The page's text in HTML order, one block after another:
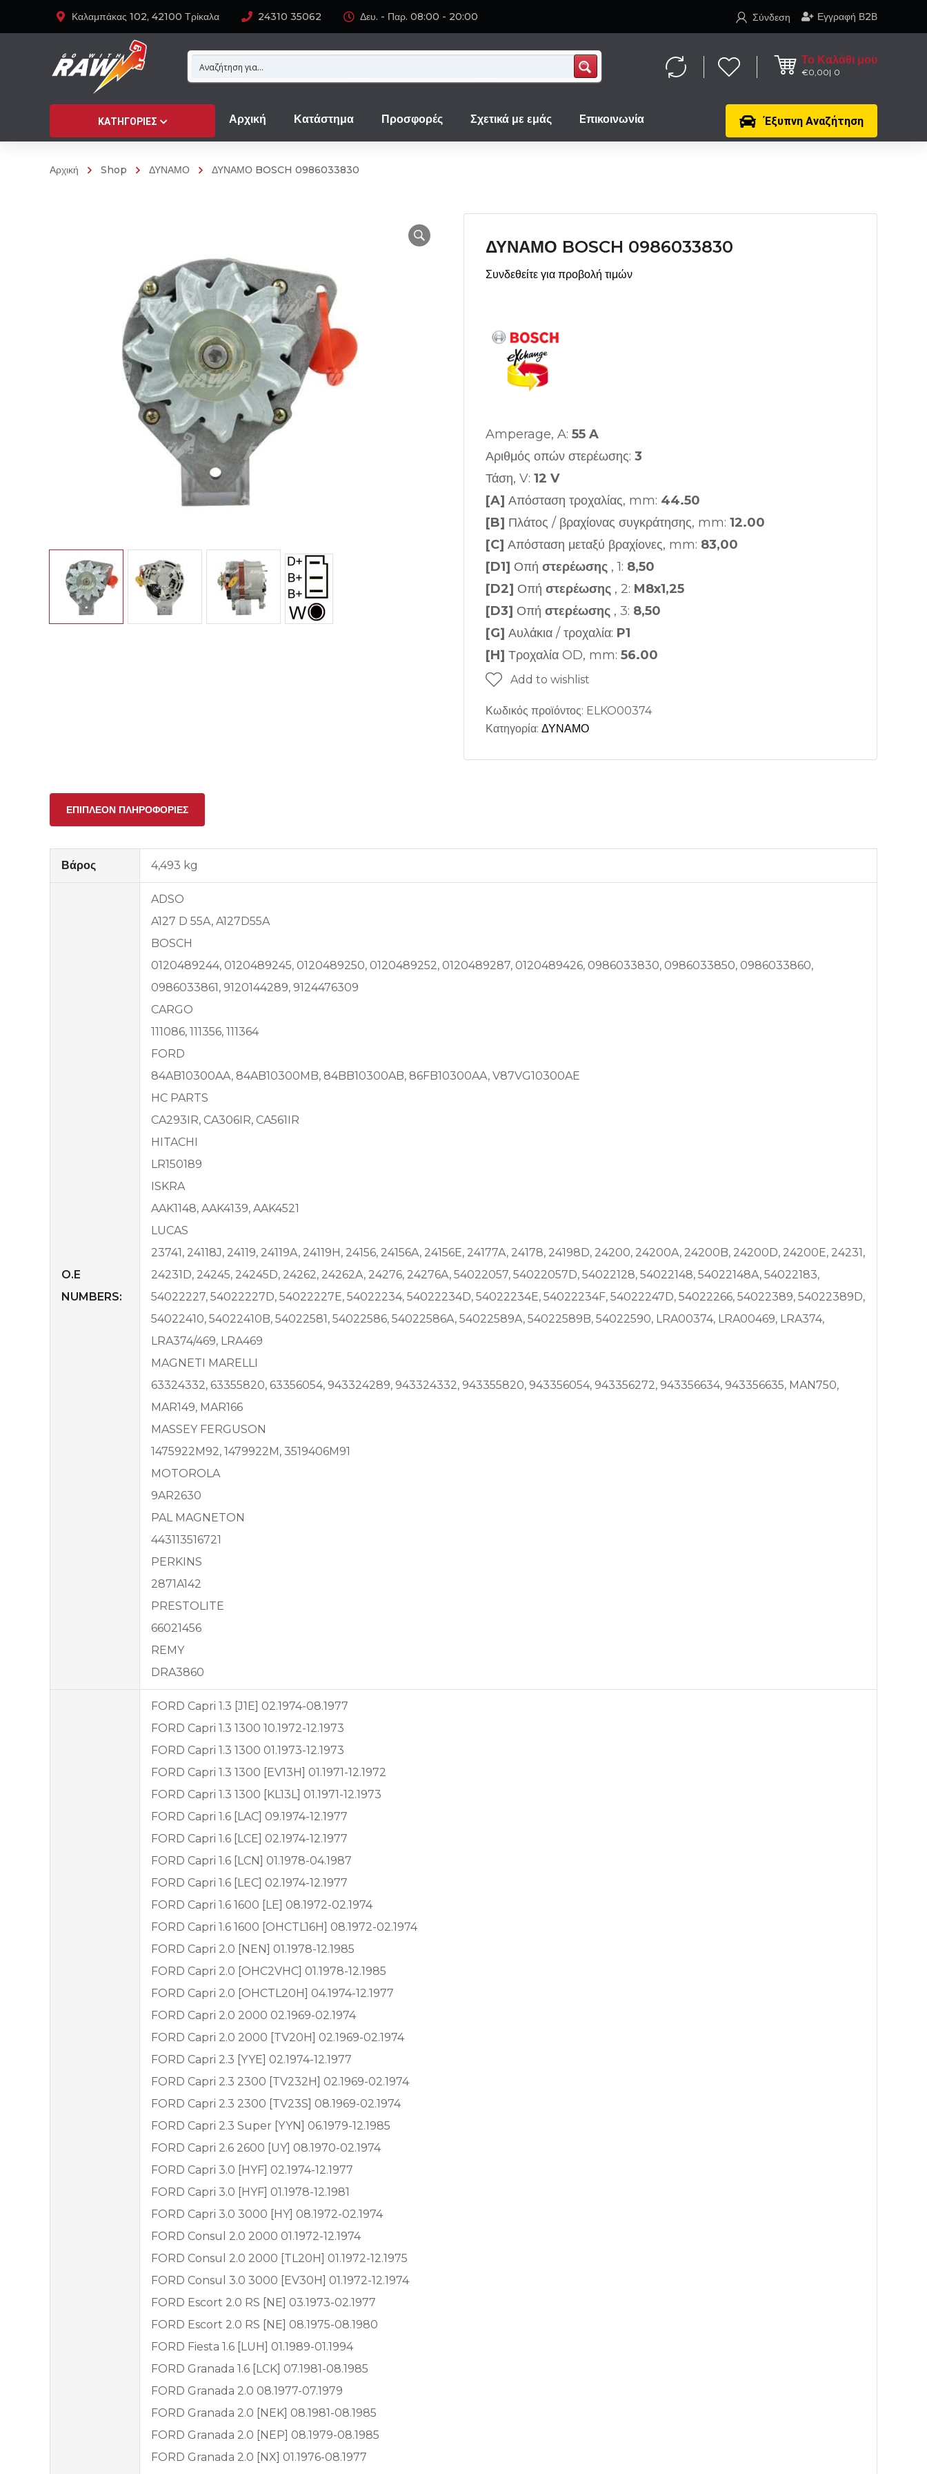
Καλαμπάκας 102, 42100 Τρίκαλα 24310 35062 Δευ. - Παρ. 08:00 - 20:00 Εγγραφή Β2Β
Σύνδεση
Το Καλάθι μου
€0,00 0
Έξυπνη Αναζήτηση
ΚΑΤΗΓΟΡΊΕΣ Αρχική Κατάστημα Προσφορές Σχετικά με εμάς Eπικοινωνία
Αρχική Shop ΔΥΝΑΜΟ ΔΥΝΑΜΟ BOSCH 0986033830
ΔΥΝΑΜΟ BOSCH 0986033830
Συνδεθείτε για προβολή τιμών
Amperage, A: 55 A
Αριθμός οπών στερέωσης: 3
Τάση, V: 12 V
[A] Απόσταση τροχαλίας, mm: 44.50
[B] Πλάτος / βραχίονας συγκράτησης, mm: 12.00
[C] Απόσταση μεταξύ βραχίονες, mm: 83,00
[D1] Οπή στερέωσης , 1: 8,50
[D2] Οπή στερέωσης , 2: M8x1,25
[D3] Οπή στερέωσης , 3: 8,50
[G] Αυλάκια / τροχαλία: P1
[H] Τροχαλία OD, mm: 56.00
Add to wishlist
Κωδικός προϊόντος: ELKO00374
Κατηγορία: ΔΥΝΑΜΟ
ΕΠΙΠΛΈΟΝ ΠΛΗΡΟΦΟΡΊΕΣ
Βάρος 4,493 kg
O.E
NUMBERS:
ADSO
A127 D 55A, A127D55A
BOSCH
0120489244, 0120489245, 0120489250, 0120489252, 0120489287, 0120489426, 0986033830, 0986033850, 0986033860,
0986033861, 9120144289, 9124476309
CARGO
111086, 111356, 111364
FORD
84AB10300AA, 84AB10300MB, 84BB10300AB, 86FB10300AA, V87VG10300AE
HC PARTS
CA293IR, CA306IR, CA561IR
HITACHI
LR150189
ISKRA
AAK1148, AAK4139, AAK4521
LUCAS
23741, 24118J, 24119, 24119A, 24119H, 24156, 24156A, 24156E, 24177A, 24178, 24198D, 24200, 24200A, 24200B, 24200D, 24200E, 24231,
24231D, 24245, 24245D, 24262, 24262A, 24276, 24276A, 54022057, 54022057D, 54022128, 54022148, 54022148A, 54022183,
54022227, 54022227D, 54022227E, 54022234, 54022234D, 54022234E, 54022234F, 54022247D, 54022266, 54022389, 54022389D,
54022410, 54022410B, 54022581, 54022586, 54022586A, 54022589A, 54022589B, 54022590, LRA00374, LRA00469, LRA374,
LRA374/469, LRA469
MAGNETI MARELLI
63324332, 63355820, 63356054, 943324289, 943324332, 943355820, 943356054, 943356272, 943356634, 943356635, MAN750,
MAR149, MAR166
MASSEY FERGUSON
1475922M92, 1479922M, 3519406M91
MOTOROLA
9AR2630
PAL MAGNETON
443113516721
PERKINS
2871A142
PRESTOLITE
66021456
REMY
DRA3860
FORD Capri 1.3 [J1E] 02.1974-08.1977
FORD Capri 1.3 1300 10.1972-12.1973
FORD Capri 1.3 1300 01.1973-12.1973
FORD Capri 1.3 1300 [EV13H] 01.1971-12.1972
FORD Capri 1.3 1300 [KL13L] 01.1971-12.1973
FORD Capri 1.6 [LAC] 09.1974-12.1977
FORD Capri 1.6 [LCE] 02.1974-12.1977
FORD Capri 1.6 [LCN] 01.1978-04.1987
FORD Capri 1.6 [LEC] 02.1974-12.1977
FORD Capri 1.6 1600 [LE] 08.1972-02.1974
FORD Capri 1.6 1600 [OHCTL16H] 08.1972-02.1974
FORD Capri 2.0 [NEN] 01.1978-12.1985
FORD Capri 2.0 [OHC2VHC] 01.1978-12.1985
FORD Capri 2.0 [OHCTL20H] 04.1974-12.1977
FORD Capri 2.0 2000 02.1969-02.1974
FORD Capri 2.0 2000 [TV20H] 02.1969-02.1974
FORD Capri 2.3 [YYE] 02.1974-12.1977
FORD Capri 2.3 2300 [TV232H] 02.1969-02.1974
FORD Capri 2.3 2300 [TV23S] 08.1969-02.1974
FORD Capri 2.3 Super [YYN] 06.1979-12.1985
FORD Capri 2.6 2600 [UY] 08.1970-02.1974
FORD Capri 3.0 [HYF] 02.1974-12.1977
FORD Capri 3.0 [HYF] 01.1978-12.1981
FORD Capri 3.0 3000 [HY] 08.1972-02.1974
FORD Consul 2.0 2000 01.1972-12.1974
FORD Consul 2.0 2000 [TL20H] 01.1972-12.1975
FORD Consul 3.0 3000 [EV30H] 01.1972-12.1974
FORD Escort 2.0 RS [NE] 03.1973-02.1977
FORD Escort 2.0 RS [NE] 08.1975-08.1980
FORD Fiesta 1.6 [LUH] 01.1989-01.1994
FORD Granada 1.6 [LCK] 07.1981-08.1985
FORD Granada 2.0 08.1977-07.1979
FORD Granada 2.0 [NEK] 08.1981-08.1985
FORD Granada 2.0 [NEP] 08.1979-08.1985
FORD Granada 2.0 [NX] 01.1976-08.1977